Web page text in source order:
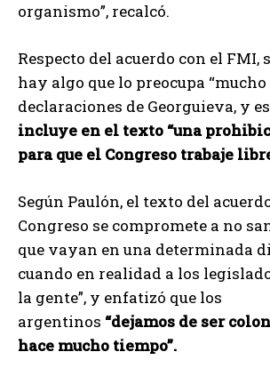
organismo”, recalcó.
Respecto del acuerdo con el FMI,
hay algo que lo preocupa “mucho
declaraciones de Georguieva, y
incluye en el texto “una
para que el Congreso trabaje
Según Paulón, el texto del
Congreso se compromete a no
que vayan en una determinada
cuando en realidad a los
la gente”, y enfatizó que los
argentinos “dejamos de ser
hace mucho tiempo”.